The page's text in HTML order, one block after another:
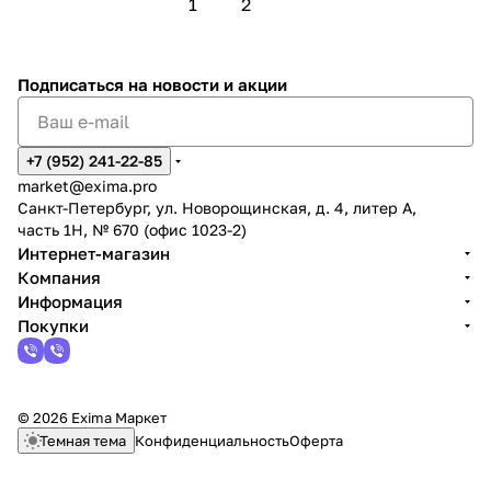
Подписаться на новости и акции
+7 (952) 241-22-85
market@exima.pro
Санкт-Петербург, ул. Новорощинская, д. 4, литер А,
часть 1Н, № 670 (офис 1023-2)
Интернет-магазин
Компания
Информация
Покупки
© 2026 Exima Маркет
Темная тема КонфиденциальностьОферта